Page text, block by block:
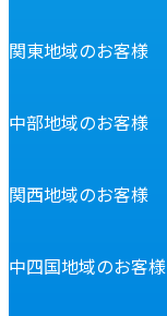
関東地域のお客様
中部地域のお客様
関西地域のお客様
中四国地域のお客様